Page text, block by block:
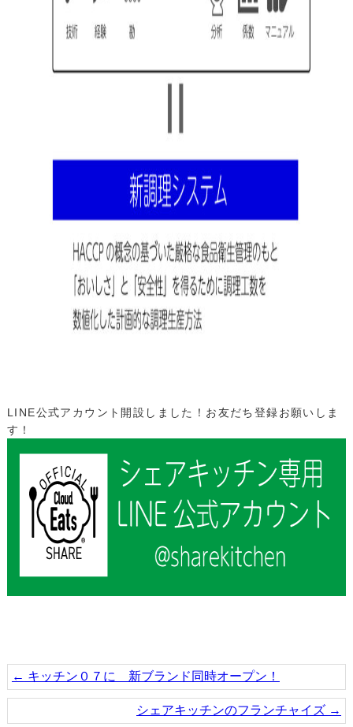
LINE公式アカウント開設しました！お友だち登録お願いしま
す！
← キッチン０７に 新ブランド同時オープン！
シェアキッチンのフランチャイズ →